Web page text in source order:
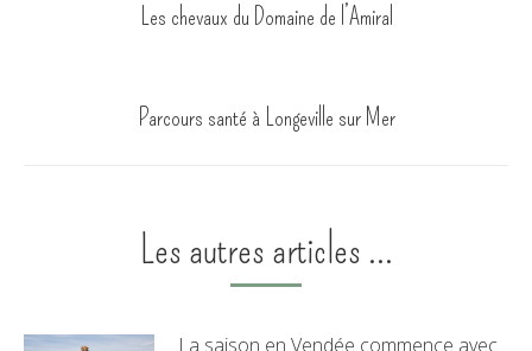
Previous
Les chevaux du Domaine de l’Amiral
Next
Parcours santé à Longeville sur Mer
Les autres articles ...
La saison en Vendée commence avec